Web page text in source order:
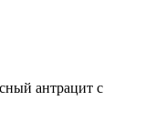
антрацит с